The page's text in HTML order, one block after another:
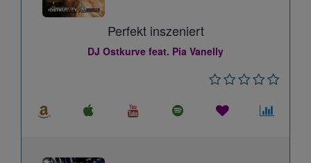
Perfekt inszeniert
DJ Ostkurve feat. Pia Vanelly